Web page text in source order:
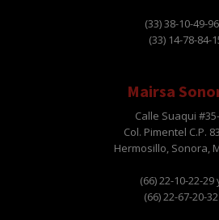
(33) 38-10-49-
(33) 14-78-84-
Mairsa
Calle Suaqui
Col. Pimentel C.P.
Hermosillo, Sonora,
(66) 22-10-22-29
(66) 22-67-20-32